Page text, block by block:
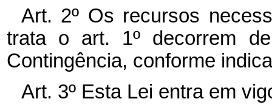
Art. 2º Os recursos
trata o art. 1º decorrem
Contingência, conforme
Art. 3º Esta Lei entra em